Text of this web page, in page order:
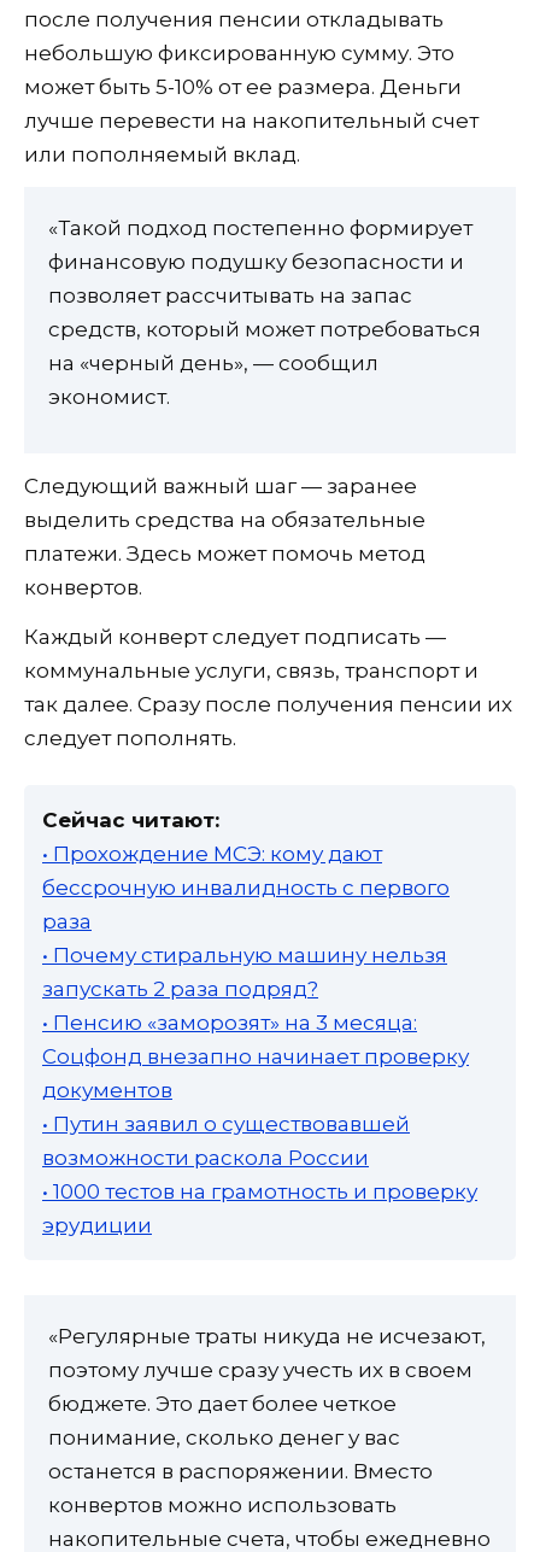
после получения пенсии откладывать
небольшую фиксированную сумму. Это
может быть 5-10% от ее размера. Деньги
лучше перевести на накопительный счет
или пополняемый вклад.
«Такой подход постепенно формирует
финансовую подушку безопасности и
позволяет рассчитывать на запас
средств, который может потребоваться
на «черный день», — сообщил
экономист.
Следующий важный шаг — заранее
выделить средства на обязательные
платежи. Здесь может помочь метод
конвертов.
Каждый конверт следует подписать —
коммунальные услуги, связь, транспорт и
так далее. Сразу после получения пенсии их
следует пополнять.
Сейчас читают:
• Прохождение МСЭ: кому дают
бессрочную инвалидность с первого
раза
• Почему стиральную машину нельзя
запускать 2 раза подряд?
• Пенсию «заморозят» на 3 месяца:
Соцфонд внезапно начинает проверку
документов
• Путин заявил о существовавшей
возможности раскола России
• 1000 тестов на грамотность и проверку
эрудиции
«Регулярные траты никуда не исчезают,
поэтому лучше сразу учесть их в своем
бюджете. Это дает более четкое
понимание, сколько денег у вас
останется в распоряжении. Вместо
конвертов можно использовать
накопительные счета, чтобы ежедневно